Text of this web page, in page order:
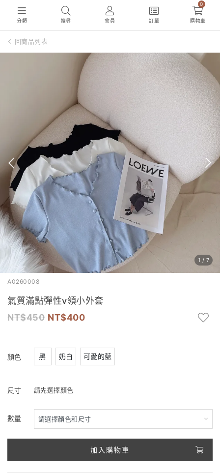
分類 搜尋 會員 訂單
0
購物車
回商品列表
1 / 7
A0260008
氣質滿點彈性v領小外套
450
400
顏色 黑 奶白 可愛的藍
尺寸 請先選擇顏色
數量
加入購物車